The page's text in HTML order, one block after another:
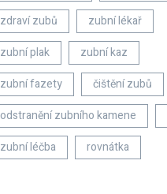
zdraví zubů
zubní lékař
zubní plak
zubní kaz
zubní fazety
čištění zubů
odstranění zubního kamene
zubní léčba
rovnátka